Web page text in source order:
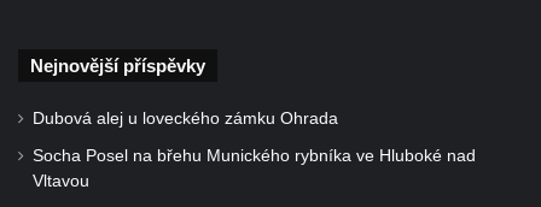
Socha divokého prasete před vstupem do
ZOO Dresden
Socha světce severně od Lužce nad
Vltavou
Nejnovější příspěvky
Dubová alej u loveckého zámku Ohrada
Socha Posel na břehu Munického rybníka ve Hluboké nad
Vltavou